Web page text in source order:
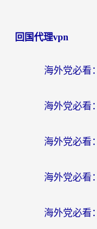
回国代理vpn